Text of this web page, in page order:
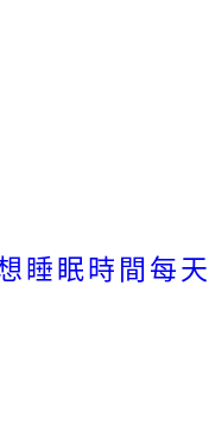
睡眠時間每